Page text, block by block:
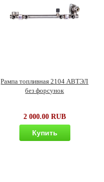
Рампа топливная 2104 АВТЭЛ
без форсунок
2 000.00 RUB
Купить